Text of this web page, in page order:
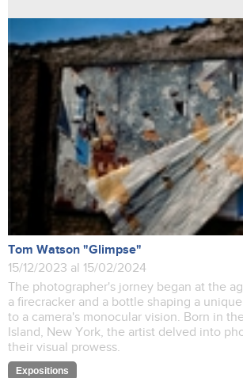
Tom Watson "Glimpse"
15/12/2023 al 15/02/2024
The photographer's jorney began at the
a firecracker and a bottle shaping a
to a camera's monocular vision. Born in
Island, New York, the artist delved into
their visual prowess.
Expositions